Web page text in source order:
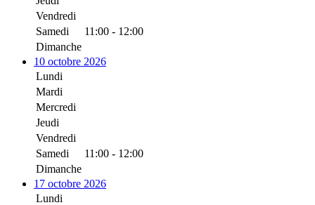
Vendredi
Samedi
11:00 - 12:00
Dimanche
10 octobre 2026
Lundi
Mardi
Mercredi
Jeudi
Vendredi
Samedi
11:00 - 12:00
Dimanche
17 octobre 2026
Lundi